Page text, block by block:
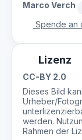
Marco Verch
Spende an
Lizenz
CC-BY 2.0
Dieses Bild
Urheber/
werden.
Rahmen der